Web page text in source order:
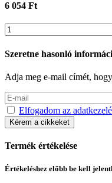
6 054 Ft
Szeretne hasonló
Adja meg e-mail címét,
Elfogadom az
Kérem a cikkeket
Termék értékelése
Értékeléshez előbb be kell